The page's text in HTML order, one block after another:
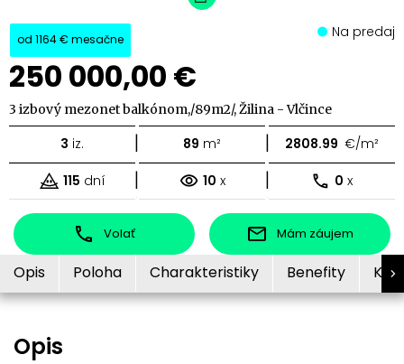
od 1164 € mesačne
250 000,00 €
Na predaj
3 izbový mezonet balkónom,/89m2/, Žilina - Vlčince
3 iz. | 89 m² | 2808.99 €/m²
115 dní | 10 x | 0 x
Volať Mám záujem
Opis Poloha Charakteristiky Benefity
Opis